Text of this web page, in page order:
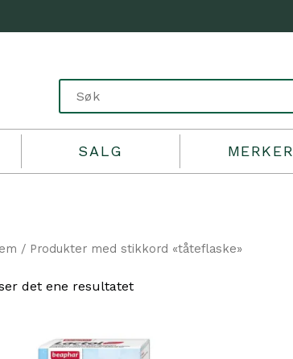
SALG MERKER
/ Produkter med stikkord «tåteflaske»
det ene resultatet